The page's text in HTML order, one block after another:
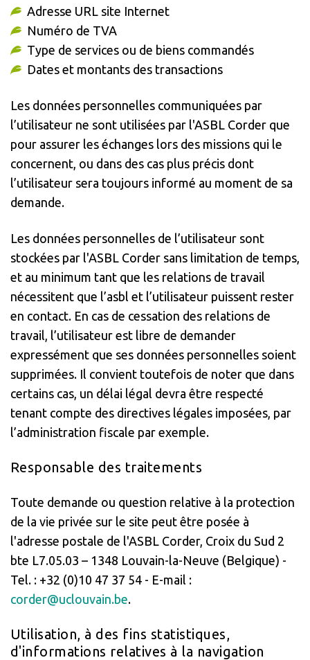
Adresse URL site Internet
Numéro de TVA
Type de services ou de biens commandés
Dates et montants des transactions
Les données personnelles communiquées par
l’utilisateur ne sont utilisées par l'ASBL Corder que
pour assurer les échanges lors des missions qui le
concernent, ou dans des cas plus précis dont
l’utilisateur sera toujours informé au moment de sa
demande.
Les données personnelles de l’utilisateur sont
stockées par l'ASBL Corder sans limitation de temps,
et au minimum tant que les relations de travail
nécessitent que l’asbl et l’utilisateur puissent rester
en contact. En cas de cessation des relations de
travail, l’utilisateur est libre de demander
expressément que ses données personnelles soient
supprimées. Il convient toutefois de noter que dans
certains cas, un délai légal devra être respecté
tenant compte des directives légales imposées, par
l’administration fiscale par exemple.
Responsable des traitements
Toute demande ou question relative à la protection
de la vie privée sur le site peut être posée à
l'adresse postale de l'ASBL Corder, Croix du Sud 2
bte L7.05.03 – 1348 Louvain-la-Neuve (Belgique) -
Tel. : +32 (0)10 47 37 54 - E-mail :
corder@uclouvain.be.
Utilisation, à des fins statistiques,
d'informations relatives à la navigation